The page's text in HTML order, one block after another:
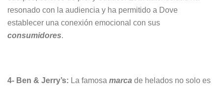
resonado con la audiencia y ha permitido a Dove
establecer una conexión emocional con sus
consumidores.
4- Ben & Jerry’s: La famosa marca de helados no solo es